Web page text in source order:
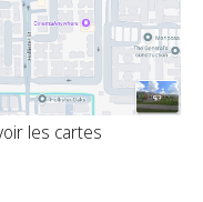
les cartes